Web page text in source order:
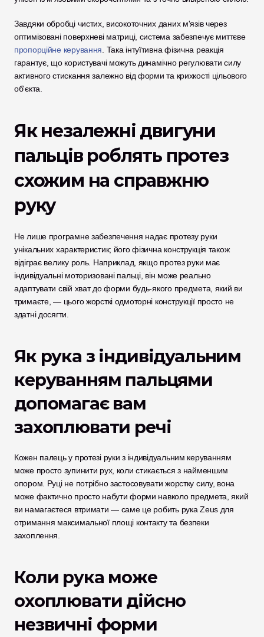
Завдяки обробці чистих, високоточних даних м'язів через
оптимізовані поверхневі матриці, система забезпечує миттєве
пропорційне керування . Така інтуїтивна фізична реакція
гарантує, що користувачі можуть динамічно регулювати силу
активного стискання залежно від форми та крихкості цільового
об'єкта.
Як незалежні двигуни
пальців роблять протез
схожим на справжню
руку
Не лише програмне забезпечення надає протезу руки
унікальних характеристик; його фізична конструкція також
відіграє велику роль. Наприклад, якщо протез руки має
індивідуальні моторизовані пальці, він може реально
адаптувати свій хват до форми будь-якого предмета, який ви
тримаєте, — цього жорсткі одмоторні конструкції просто не
здатні досягти.
Як рука з індивідуальним
керуванням пальцями
допомагає вам
захоплювати речі
Кожен палець у протезі руки з індивідуальним керуванням
може просто зупинити рух, коли стикається з найменшим
опором. Руці не потрібно застосовувати жорстку силу, вона
може фактично просто набути форми навколо предмета, який
ви намагаєтеся втримати — саме це робить рука Zeus для
отримання максимальної площі контакту та безпеки
захоплення.
Коли рука може
охоплювати дійсно
незвичні форми